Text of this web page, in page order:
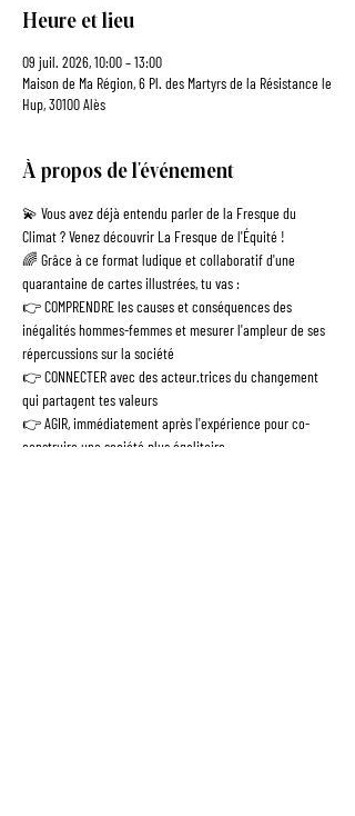
Heure et lieu
09 juil. 2026, 10:00 – 13:00
Maison de Ma Région, 6 Pl. des Martyrs de la Résistance le
Hup, 30100 Alès
À propos de l'événement
💫 Vous avez déjà entendu parler de la Fresque du
Climat ? Venez découvrir La Fresque de l'Équité !
🌈 Grâce à ce format ludique et collaboratif d'une
quarantaine de cartes illustrées, tu vas :
👉 COMPRENDRE les causes et conséquences des
inégalités hommes-femmes et mesurer l'ampleur de ses
répercussions sur la société
👉 CONNECTER avec des acteur.trices du changement
qui partagent tes valeurs
👉 AGIR, immédiatement après l'expérience pour co-
construire une société plus égalitaire